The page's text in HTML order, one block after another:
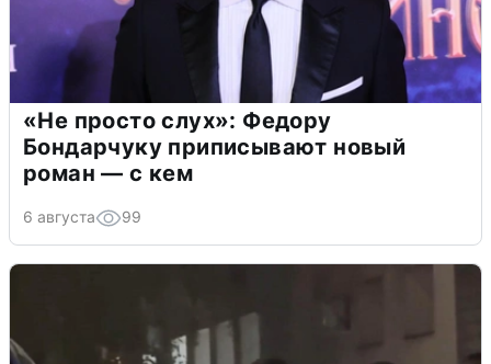
«Не просто слух»: Федору
Бондарчуку приписывают новый
роман — с кем
6 августа 99